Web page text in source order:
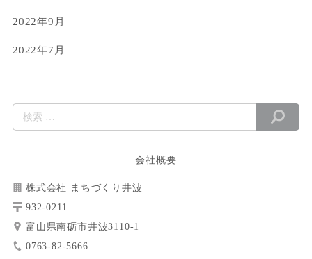
2022年9月
2022年7月
会社概要
株式会社 まちづくり井波
932-0211
富山県南砺市井波3110-1
0763-82-5666